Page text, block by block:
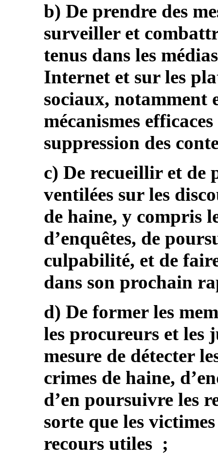
b) De prendre des
surveiller et
tenus dans les
Internet et sur les
sociaux, notamment
mécanismes
suppression des
c) De recueillir et de
ventilées sur les
de haine, y compris
d’enquêtes, de
culpabilité, et de
dans son prochain
d) De former les
les procureurs et les
mesure de détecter
crimes de haine,
d’en poursuivre les
sorte que les
recours utiles ;